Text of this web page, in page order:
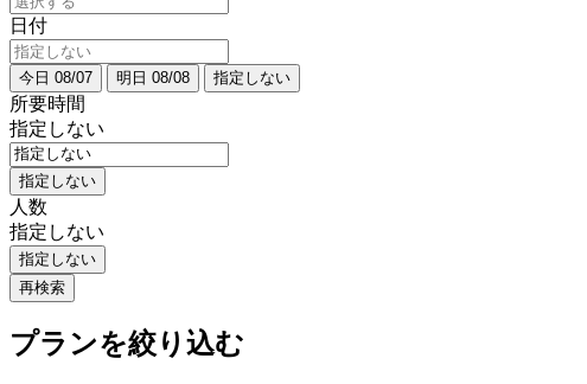
日付
今日 08/07 明日 08/08 指定しない
所要時間
指定しない
指定しない
人数
指定しない
指定しない
再検索
プランを絞り込む